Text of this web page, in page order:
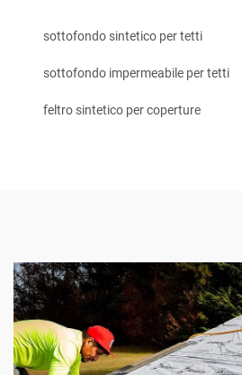
sottofondo sintetico per tetti
sottofondo impermeabile per tetti
feltro sintetico per coperture